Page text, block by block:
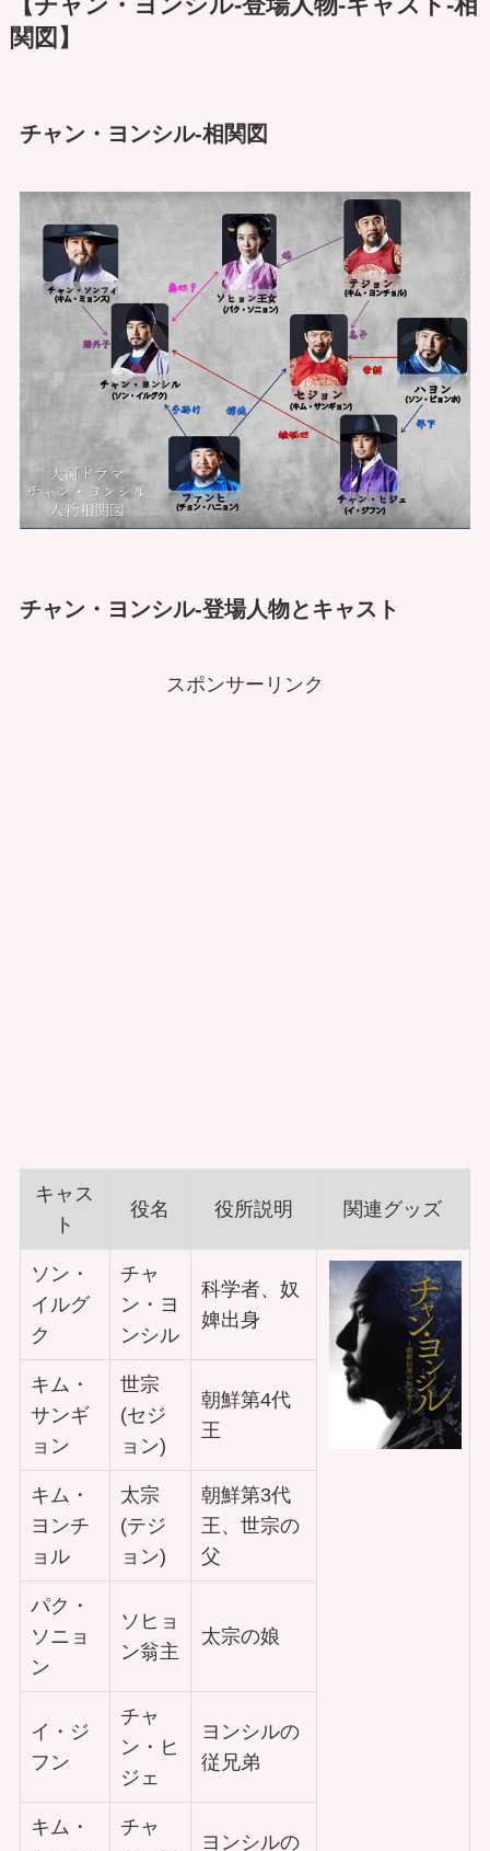
関図】
チャン・ヨンシル-相関図
チャン・ヨンシル-登場人物とキャスト
スポンサーリンク
キャス
ト
役名 役所説明 関連グッズ
ソン・
イルグ
ク
チャ
ン・ヨ
ンシル
科学者、奴
婢出身
キム・
サンギ
ョン
世宗
(セジ
ョン)
朝鮮第4代
王
キム・
ヨンチ
ョル
太宗
(テジ
ョン)
朝鮮第3代
王、世宗の
父
パク・
ソニョ
ン
ソヒョ
ン翁主
太宗の娘
イ・ジ
フン
チャ
ン・ヒ
ジェ
ヨンシルの
従兄弟
キム・
チャ
ヨンシルの